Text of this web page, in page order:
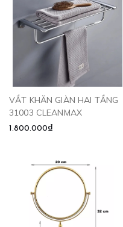
VẮT KHĂN GIÀN HAI TẦNG
31003 CLEANMAX
1.800.000₫